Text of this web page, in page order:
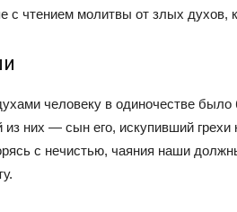
с чтением молитвы от злых духов,
человеку в одиночестве
них — сын его, искупивший грехи
с нечистью, чаяния наши